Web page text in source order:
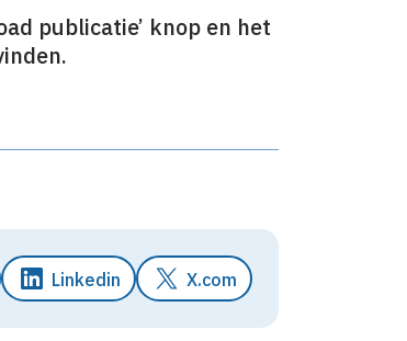
publicatie’ knop en het
Linkedin X.com